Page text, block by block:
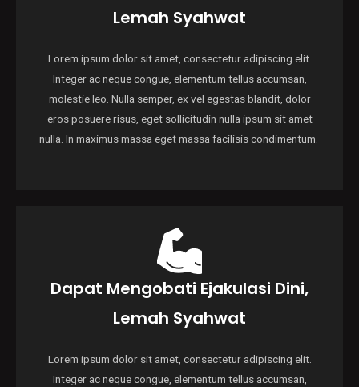
Lemah Syahwat
Lorem ipsum dolor sit amet, consectetur adipiscing elit.
Integer ac neque congue, elementum tellus accumsan,
molestie leo. Nulla semper, ex vel egestas blandit, dolor
eros posuere risus, eget sollicitudin nulla ipsum sit amet
nulla. In maximus massa eget massa facilisis condimentum.
Dapat Mengobati Ejakulasi Dini,
Lemah Syahwat
Lorem ipsum dolor sit amet, consectetur adipiscing elit.
Integer ac neque congue, elementum tellus accumsan,